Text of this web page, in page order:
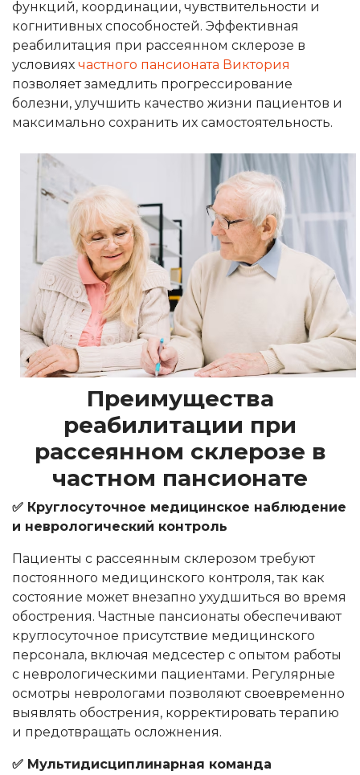
функций, координации, чувствительности и
когнитивных способностей. Эффективная
реабилитация при рассеянном склерозе в
условиях частного пансионата Виктория
позволяет замедлить прогрессирование
болезни, улучшить качество жизни пациентов и
максимально сохранить их самостоятельность.
Преимущества
реабилитации при
рассеянном склерозе в
частном пансионате
✅ Круглосуточное медицинское наблюдение
и неврологический контроль
Пациенты с рассеянным склерозом требуют
постоянного медицинского контроля, так как
состояние может внезапно ухудшиться во время
обострения. Частные пансионаты обеспечивают
круглосуточное присутствие медицинского
персонала, включая медсестер с опытом работы
с неврологическими пациентами. Регулярные
осмотры неврологами позволяют своевременно
выявлять обострения, корректировать терапию
и предотвращать осложнения.
✅ Мультидисциплинарная команда